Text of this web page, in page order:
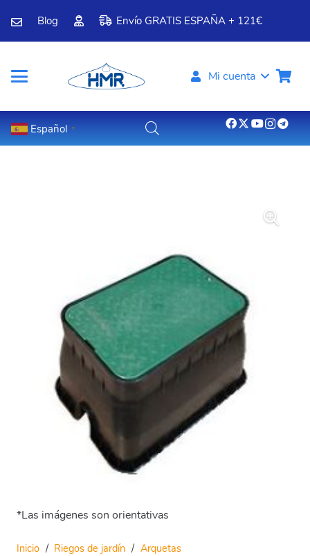
Blog Envío GRATIS ESPAÑA + 121€
Mi cuenta
Español ▼
*Las imágenes son orientativas
Inicio / Riegos de jardín / Arquetas